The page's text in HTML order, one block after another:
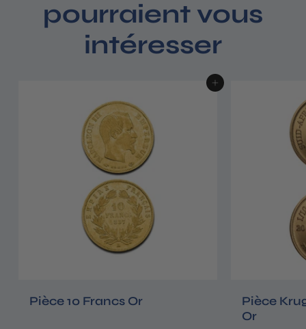
pourraient vous
intéresser
Ajouter au panier
Pièce 10 Francs Or
Pièce
Or